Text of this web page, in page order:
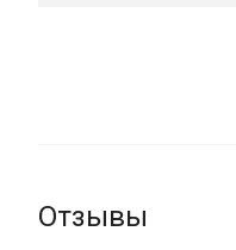
Отзывы